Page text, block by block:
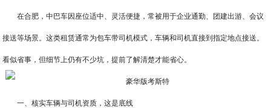
在合肥，中巴车因座位适中、灵活便捷，常被用于企业通勤、团建出游、会议
接送等场景。这类租赁通常为包车带司机模式，车辆和司机直接到指定地点接送。
看似省事，但细节上仍有不少坑，提前了解清楚才能省心。
一、核实车辆与司机资质，这是底线